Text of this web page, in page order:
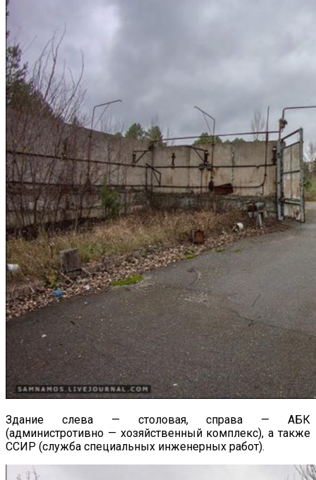
Здание слева — столовая, справа — АБК
(администротивно — хозяйственный комплекс), а также
ССИР (служба специальных инженерных работ).